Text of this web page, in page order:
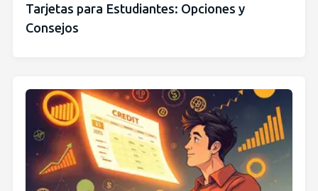
Tarjetas para Estudiantes: Opciones y
Consejos